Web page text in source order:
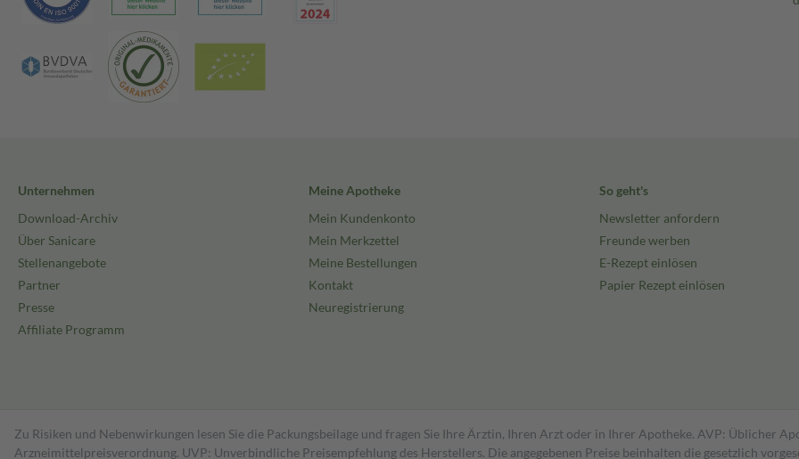
Unternehmen
Download-Archiv
Über Sanicare
Stellenangebote
Partner
Presse
Affiliate Programm
Meine Apotheke
Mein Kundenkonto
Mein Merkzettel
Meine Bestellungen
Kontakt
Neuregistrierung
So geht's
Newsletter anfordern
Freunde werben
E-Rezept einlösen
Papier Rezept einlösen
Zu Risiken und Nebenwirkungen lesen Sie die Packungsbeilage und fragen Sie Ihre Ärztin, Ihren Arzt oder in Ihrer Apotheke. AVP: Üblicher
Arzneimittelpreisverordnung. UVP: Unverbindliche Preisempfehlung des Herstellers. Die angegebenen Preise beinhalten die gesetzlich